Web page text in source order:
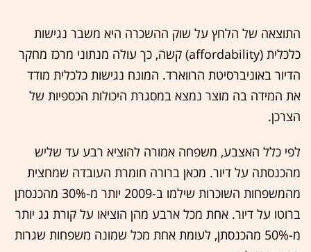
התוצאה של הלחץ על שוק ההשכרה היא משבר נגישות
כלכלית (affordability) קשה, כך עולה מנתוני מרכז מחקר
הדיור באוניברסיטת הרווארד. המונח נגישות כלכלית מודד
את המידה בה מוצר נמצא במסגרת היכולות הכספיות של
הצרכן.
לפי כלל האצבע, משפחה אמורה להוציא רבע עד שליש
מהכנסתה על דיור. מכאן ברורה חומרת העובדה שמחצית
מהמשפחות השוכרות שילמו ב-2009 יותר מ-30% מהכנסתן
ברוטו על דיור. אחת מכל ארבע מהן הוציאו על קורת גג יותר
מ-50% מהכנסתן, לעומת אחת מכל שמונה משפחות שגרות